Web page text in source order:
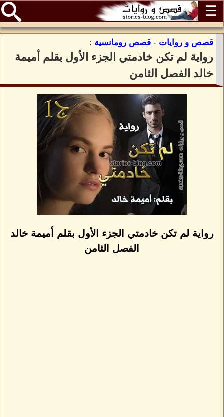
☰
قصص و روايات - قصص رومانسية :
رواية لم تكن خادمتي الجزء الأول بقلم أميمة
خالد الفصل الثامن
رواية لم تكن خادمتي الجزء الأول بقلم أميمة خالد
الفصل الثامن